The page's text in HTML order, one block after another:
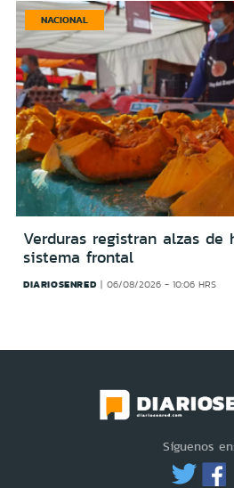
NACIONAL
Verduras registran alzas de
sistema frontal
DIARIOSENRED 06/08/2026 - 10:06 HRS
Síguenos en: